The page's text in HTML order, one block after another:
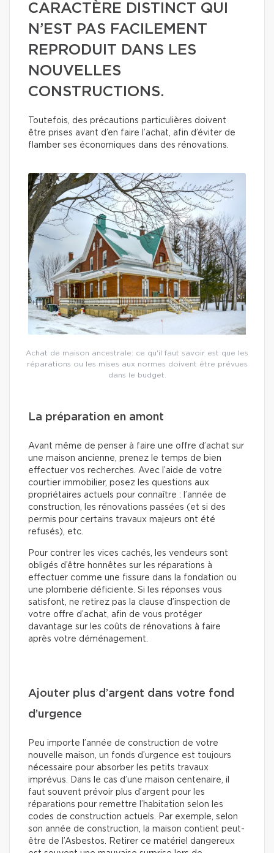
CARACTÈRE DISTINCT QUI
N’EST PAS FACILEMENT
REPRODUIT DANS LES
NOUVELLES
CONSTRUCTIONS.
Toutefois, des précautions particulières doivent
être prises avant d’en faire l’achat, afin d’éviter de
flamber ses économiques dans des rénovations.
Achat de maison ancestrale: ce qu'il faut savoir est que les
réparations ou les mises aux normes doivent être prévues
dans le budget.
La préparation en amont
Avant même de penser à faire une offre d’achat sur
une maison ancienne, prenez le temps de bien
effectuer vos recherches. Avec l’aide de votre
courtier immobilier, posez les questions aux
propriétaires actuels pour connaître : l’année de
construction, les rénovations passées (et si des
permis pour certains travaux majeurs ont été
refusés), etc.
Pour contrer les vices cachés, les vendeurs sont
obligés d’être honnêtes sur les réparations à
effectuer comme une fissure dans la fondation ou
une plomberie déficiente. Si les réponses vous
satisfont, ne retirez pas la clause d’inspection de
votre offre d’achat, afin de vous protéger
davantage sur les coûts de rénovations à faire
après votre déménagement.
Ajouter plus d’argent dans votre fond
d’urgence
Peu importe l’année de construction de votre
nouvelle maison, un fonds d’urgence est toujours
nécessaire pour absorber les petits travaux
imprévus. Dans le cas d’une maison centenaire, il
faut souvent prévoir plus d’argent pour les
réparations pour remettre l’habitation selon les
codes de construction actuels. Par exemple, selon
son année de construction, la maison contient peut-
être de l’Asbestos. Retirer ce matériel dangereux